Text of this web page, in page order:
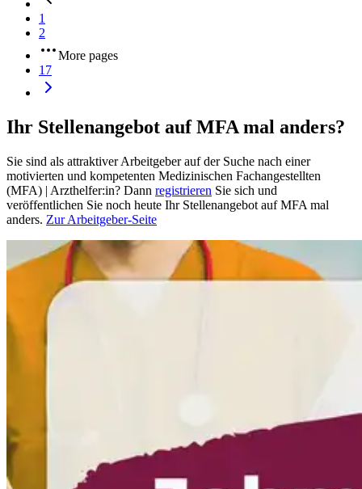
1
2
More pages
17
Ihr Stellenangebot auf MFA mal anders?
Sie sind als attraktiver Arbeitgeber auf der Suche nach einer
motivierten und kompetenten Medizinischen Fachangestellten
(MFA) | Arzthelfer:in? Dann registrieren Sie sich und
veröffentlichen Sie noch heute Ihr Stellenangebot auf MFA mal
anders. Zur Arbeitgeber-Seite